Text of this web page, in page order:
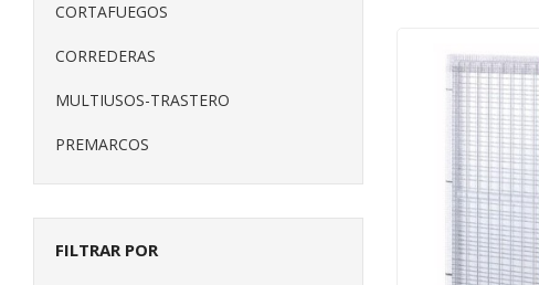
CORTAFUEGOS
CORREDERAS
MULTIUSOS-TRASTERO
PREMARCOS
FILTRAR POR